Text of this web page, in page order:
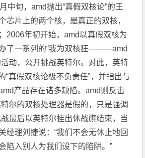
中旬，amd抛出“真假双核论”的王
芯片上的两个核，是真正的双核，
2006年初开始，amd以真假双核为
了一系列的“我为双核狂———amd
动，公开挑战英特尔。对此，英特
“真假双核论极不负责任”，并指出与
产品存在诸多缺陷。amd则反击
尔的双核处理器是假的，只是强调
最后以英特尔挂出休战旗结束，当
经理刘捷说：“我们不会无休止地回
陷入别人为我们设下的陷阱。”